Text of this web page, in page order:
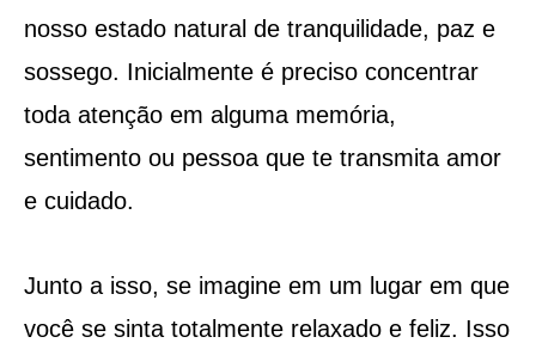
nosso estado natural de tranquilidade, paz e
sossego. Inicialmente é preciso concentrar
toda atenção em alguma memória,
sentimento ou pessoa que te transmita amor
e cuidado.
Junto a isso, se imagine em um lugar em que
você se sinta totalmente relaxado e feliz. Isso